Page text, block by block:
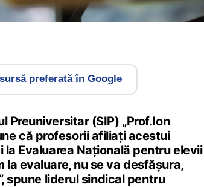
preferată în Google
Preuniversitar (SIP) „Prof.Ion
că profesorii afiliați acestui
Evaluarea Națională pentru elevii
la evaluare, nu se va desfăşura,
spune liderul sindical pentru